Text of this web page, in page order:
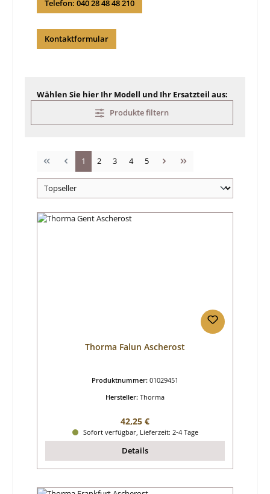
Telefon: 040 28 48 48 210
Kontaktformular
Wählen Sie hier Ihr Modell und Ihr Ersatzteil aus:
Produkte filtern
Seite
1 Seite
2 Seite
3 Seite
4 Seite
5
Thorma Falun Ascherost
Produktnummer: 01029451
Hersteller: Thorma
Regulärer Preis:
42,25 €
Sofort verfügbar, Lieferzeit: 2-4 Tage
Details